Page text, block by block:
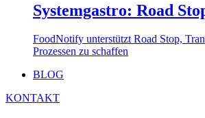
Systemgastro: Road
FoodNotify unterstützt Road Stop,
Prozessen zu schaffen
BLOG
KONTAKT